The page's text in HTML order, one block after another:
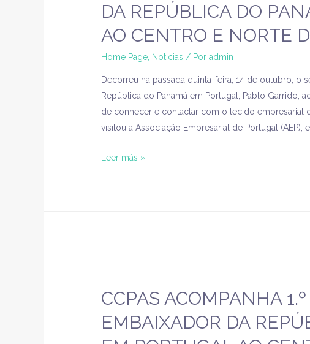
DA REPÚBLICA DO
AO CENTRO E NORTE
Home Page, Noticias / Poradmin
Decorreu na passada quinta-feira, 14 de outubro, o
República do Panamá em Portugal, Pablo Garrido,
de conhecer e contactar com o tecido empresarial
visitou a Associação Empresarial de Portugal (AEP),
Leer más »
CCPAS ACOMPANHA
EMBAIXADOR DA